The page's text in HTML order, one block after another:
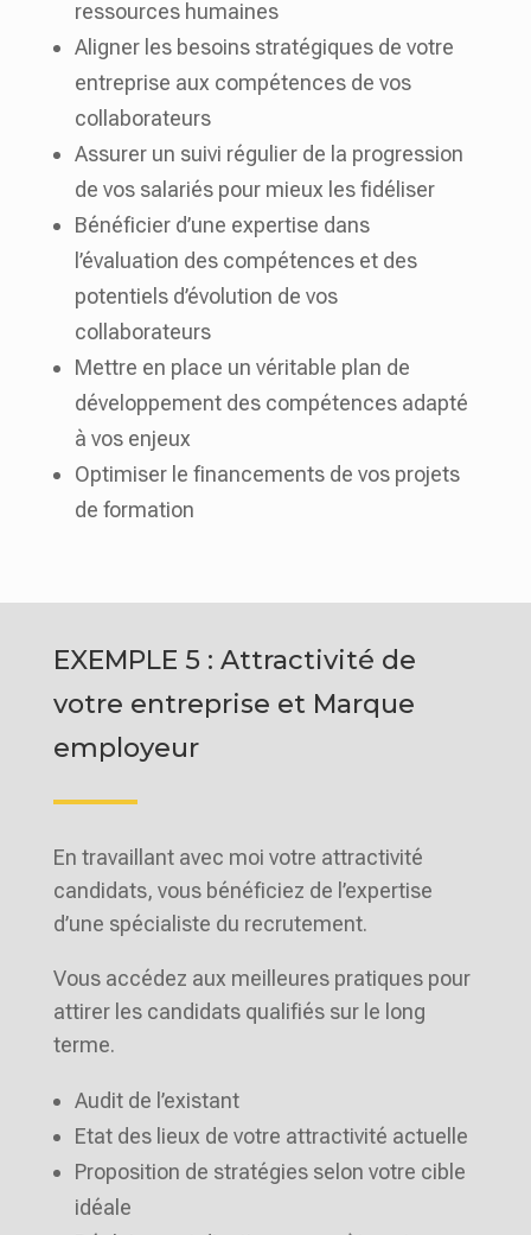
ressources humaines
Aligner les besoins stratégiques de votre
entreprise aux compétences de vos
collaborateurs
Assurer un suivi régulier de la progression
de vos salariés pour mieux les fidéliser
Bénéficier d’une expertise dans
l’évaluation des compétences et des
potentiels d’évolution de vos
collaborateurs
Mettre en place un véritable plan de
développement des compétences adapté
à vos enjeux
Optimiser le financements de vos projets
de formation
EXEMPLE 5 : Attractivité de
votre entreprise et Marque
employeur
En travaillant avec moi votre attractivité
candidats, vous bénéficiez de l’expertise
d’une spécialiste du recrutement.
Vous accédez aux meilleures pratiques pour
attirer les candidats qualifiés sur le long
terme.
Audit de l’existant
Etat des lieux de votre attractivité actuelle
Proposition de stratégies selon votre cible
idéale